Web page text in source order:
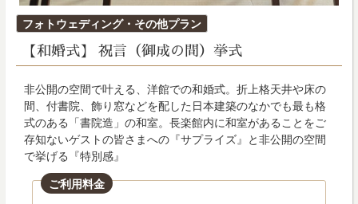
フォトウェディング・その他プラン
日:
【和婚式】 祝言（御成の間）挙式
非公開の空間で叶える、洋館での和婚式。折上格天井や床の
間、付書院、飾り窓などを配した日本建築のなかでも最も格
式のある「書院造」の和室。長楽館内に和室があることをご
存知ないゲストの皆さまへの『サプライズ』と非公開の空間
で挙げる『特別感』
ご利用料金